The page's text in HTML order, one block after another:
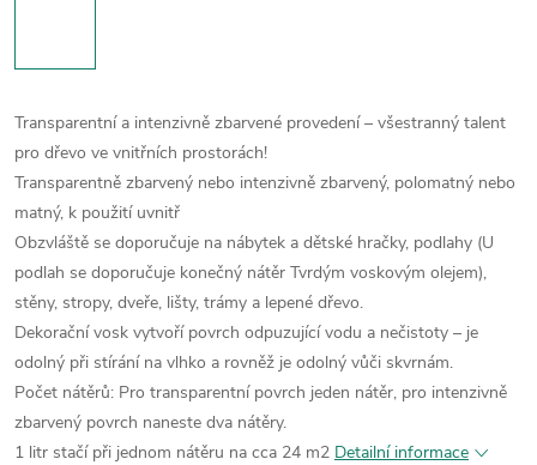
Transparentní a intenzivně zbarvené provedení – všestranný talent
pro dřevo ve vnitřních prostorách!
Transparentně zbarvený nebo intenzivně zbarvený, polomatný nebo
matný, k použití uvnitř
Obzvláště se doporučuje na nábytek a dětské hračky, podlahy (U
podlah se doporučuje konečný nátěr Tvrdým voskovým olejem),
stěny, stropy, dveře, lišty, trámy a lepené dřevo.
Dekorační vosk vytvoří povrch odpuzující vodu a nečistoty – je
odolný při stírání na vlhko a rovněž je odolný vůči skvrnám.
Počet nátěrů: Pro transparentní povrch jeden nátěr, pro intenzivně
zbarvený povrch naneste dva nátěry.
1 litr stačí při jednom nátěru na cca 24 m2 Detailní informace